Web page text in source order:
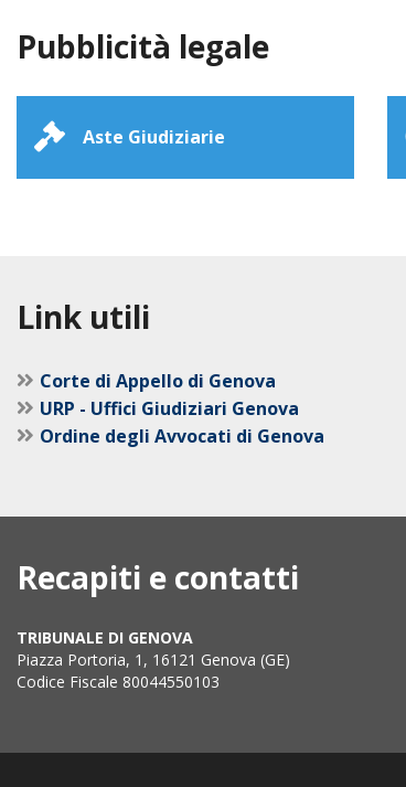
Pubblicità legale
Aste Giudiziarie
Link utili
Corte di Appello di Genova
URP - Uffici Giudiziari Genova
Ordine degli Avvocati di Genova
Recapiti e contatti
TRIBUNALE DI GENOVA
Piazza Portoria, 1, 16121 Genova (GE)
Codice Fiscale 80044550103